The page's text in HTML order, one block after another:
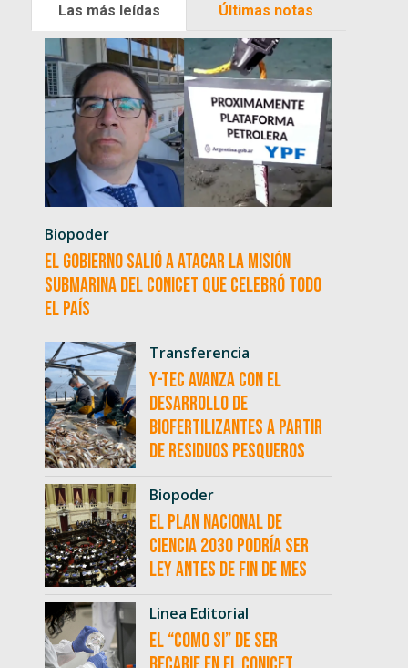
Las más leídas Últimas notas
Biopoder
El Gobierno salió a atacar la misión
submarina del CONICET que celebró todo
el país
Transferencia
Y-TEC avanza con el
desarrollo de
biofertilizantes a partir
de residuos pesqueros
Biopoder
El Plan Nacional de
Ciencia 2030 podría ser
ley antes de fin de mes
Linea Editorial
El “como si” de ser